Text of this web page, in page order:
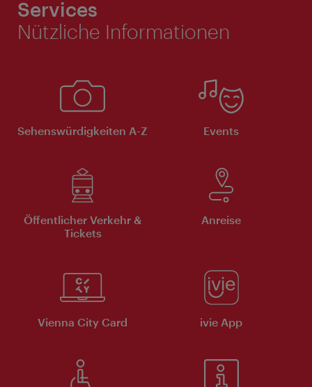
Services
Nützliche Informationen
Sehenswürdigkeiten A-Z Events
Öffentlicher Verkehr &
Tickets
Anreise
Vienna City Card ivie App